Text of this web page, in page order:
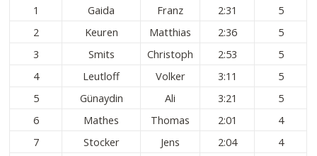
1 Gaida Franz 2:31
5
2
Keuren Matthias 2:36
5
3
Smits Christoph 2:53
5
4
Leutloff Volker 3:11
5
5
Günaydin Ali 3:21
5
6
Mathes Thomas 2:01
4
7
Stocker Jens 2:04
4